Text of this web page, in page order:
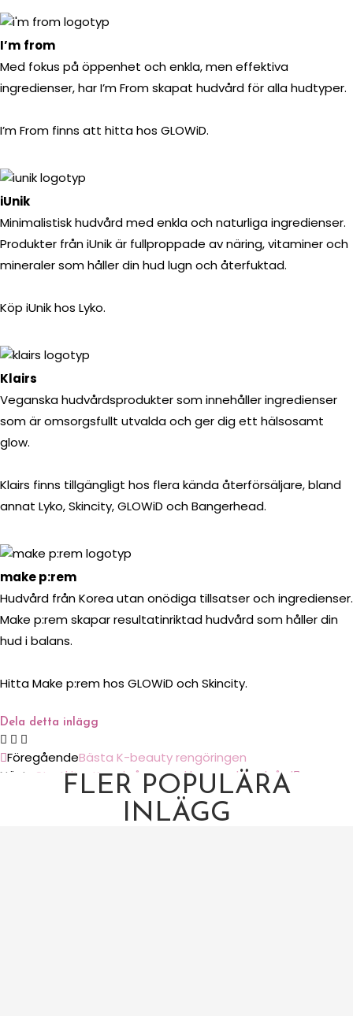
I’m from
Med fokus på öppenhet och enkla, men effektiva
ingredienser, har I’m From skapat hudvård för alla hudtyper.
I’m From finns att hitta hos GLOWiD.
iUnik
Minimalistisk hudvård med enkla och naturliga ingredienser.
Produkter från iUnik är fullproppade av näring, vitaminer och
mineraler som håller din hud lugn och återfuktad.
Köp iUnik hos Lyko.
Klairs
Veganska hudvårdsprodukter som innehåller ingredienser
som är omsorgsfullt utvalda och ger dig ett hälsosamt
glow.
Klairs finns tillgängligt hos flera kända återförsäljare, bland
annat Lyko, Skincity, GLOWiD och Bangerhead.
make p:rem
Hudvård från Korea utan onödiga tillsatser och ingredienser.
Make p:rem skapar resultatinriktad hudvård som håller din
hud i balans.
Hitta Make p:rem hos GLOWiD och Skincity.
Dela detta inlägg
FöregåendeBästa K-beauty rengöringen
Nästa Startkit – Kom igång med koreansk hudvård
FLER POPULÄRA
INLÄGG